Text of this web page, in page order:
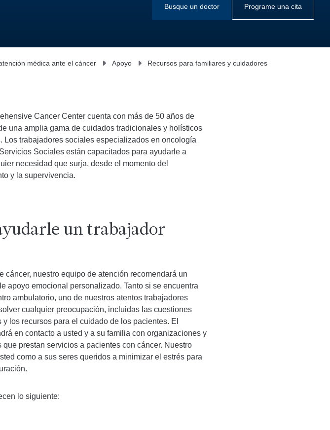
Busque un doctor Programe una cita
médica ante el cáncer Apoyo Recursos para familiares y cuidadores
Cancer Center cuenta con más de 50 años de
una amplia gama de cuidados tradicionales y holísticos
Los trabajadores sociales especializados en oncología
Sociales están capacitados para ayudarle a
necesidad que surja, desde el momento del
y la supervivencia.
un trabajador
cáncer, nuestro equipo de atención recomendará un
apoyo emocional personalizado. Tanto si se encuentra
ambulatorio, uno de nuestros atentos trabajadores
cualquier preocupación, incluidas las cuestiones
los recursos para el cuidado de los pacientes. El
en contacto a usted y a su familia con organizaciones y
prestan servicios a pacientes con cáncer. Nuestro
como a sus seres queridos a minimizar el estrés para
lo siguiente: